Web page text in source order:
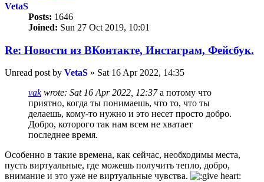
VetaS
Posts: 1646
Joined: Sun 27 Oct 2019, 10:01
Re: Новости из ВКонтакте, Инстаграм, Фейсбук.
Unread post by VetaS » Sat 16 Apr 2022, 14:35
vakwrote: Sat 16 Apr 2022, 12:37а потому что
приятно, когда ты понимаешь, что то, что ты
делаешь, кому-то нужно и это несет просто добро.
Добро, которого так нам всем не хватает
последнее время.
Особенно в такие времена, как сейчас, необходимы места,
пусть виртуальные, где можешь получить тепло, добро,
внимание и это уже не виртуальные чувства.